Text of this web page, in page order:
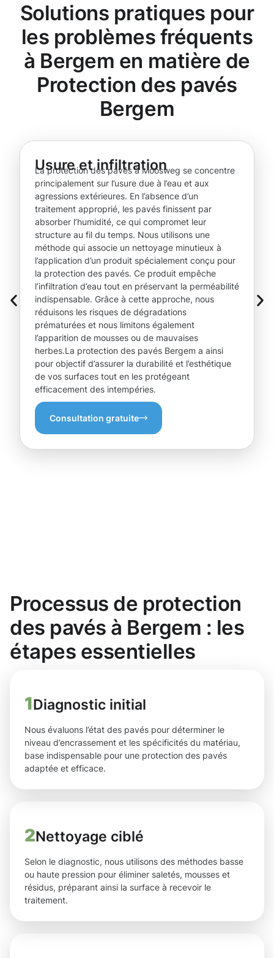
Solutions pratiques pour
les problèmes fréquents
à Bergem en matière de
Protection des pavés
Bergem
Usure et infiltration
La protection des pavés à Moosweg se concentre
principalement sur l’usure due à l’eau et aux
agressions extérieures. En l’absence d’un
traitement approprié, les pavés finissent par
absorber l’humidité, ce qui compromet leur
structure au fil du temps. Nous utilisons une
méthode qui associe un nettoyage minutieux à
l’application d’un produit spécialement conçu pour
la protection des pavés. Ce produit empêche
l’infiltration d’eau tout en préservant la perméabilité
indispensable. Grâce à cette approche, nous
réduisons les risques de dégradations
prématurées et nous limitons également
l’apparition de mousses ou de mauvaises
herbes.La protection des pavés Bergem a ainsi
pour objectif d’assurer la durabilité et l’esthétique
de vos surfaces tout en les protégeant
efficacement des intempéries.
Consultation gratuite
Processus de protection
des pavés à Bergem : les
étapes essentielles
1Diagnostic initial
Nous évaluons l’état des pavés pour déterminer le
niveau d’encrassement et les spécificités du matériau,
base indispensable pour une protection des pavés
adaptée et efficace.
2Nettoyage ciblé
Selon le diagnostic, nous utilisons des méthodes basse
ou haute pression pour éliminer saletés, mousses et
résidus, préparant ainsi la surface à recevoir le
traitement.